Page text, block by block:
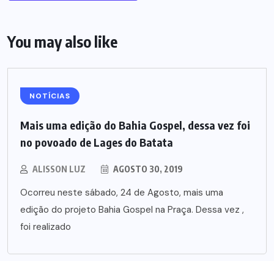
You may also like
NOTÍCIAS
Mais uma edição do Bahia Gospel, dessa vez foi
no povoado de Lages do Batata
ALISSON LUZ AGOSTO 30, 2019
Ocorreu neste sábado, 24 de Agosto, mais uma
edição do projeto Bahia Gospel na Praça. Dessa vez ,
foi realizado